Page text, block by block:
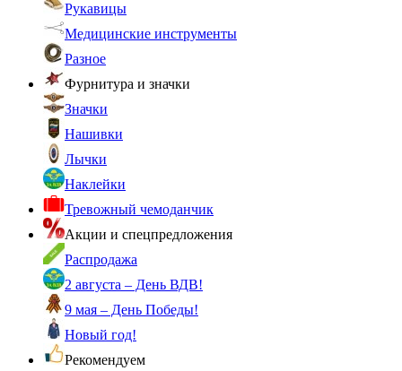
Рукавицы
Медицинские инструменты
Разное
Фурнитура и значки
Значки
Нашивки
Лычки
Наклейки
Тревожный чемоданчик
Акции и спецпредложения
Распродажа
2 августа – День ВДВ!
9 мая – День Победы!
Новый год!
Рекомендуем